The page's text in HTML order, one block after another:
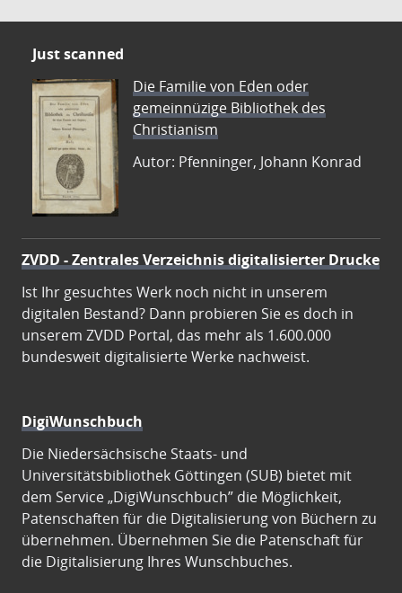
Just scanned
Die Familie von Eden oder
gemeinnüzige Bibliothek des
Christianism
Autor: Pfenninger, Johann Konrad
ZVDD - Zentrales Verzeichnis digitalisierter Drucke
Ist Ihr gesuchtes Werk noch nicht in unserem
digitalen Bestand? Dann probieren Sie es doch in
unserem ZVDD Portal, das mehr als 1.600.000
bundesweit digitalisierte Werke nachweist.
DigiWunschbuch
Die Niedersächsische Staats- und
Universitätsbibliothek Göttingen (SUB) bietet mit
dem Service „DigiWunschbuch” die Möglichkeit,
Patenschaften für die Digitalisierung von Büchern zu
übernehmen. Übernehmen Sie die Patenschaft für
die Digitalisierung Ihres Wunschbuches.